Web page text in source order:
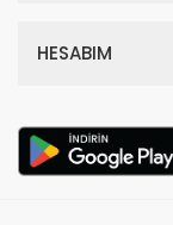
HESABIM